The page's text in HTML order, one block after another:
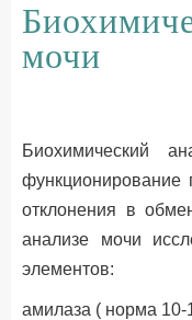
ДЕТЯМ
мочи
Биохимический
функционирование
отклонения в
анализе мочи
элементов:
амилаза ( норма 10-